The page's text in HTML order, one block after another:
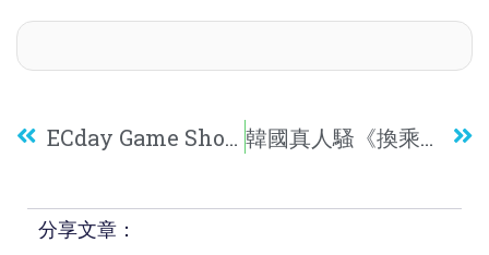
ECday Game Show：玩盡ONE PROMISE！ 韓國真人騷《換乘戀愛2》：5對分手男女同居勁有話題性！
分享文章：